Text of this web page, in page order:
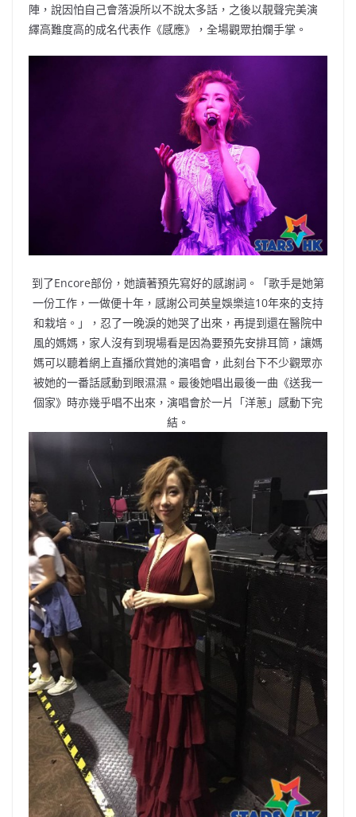
陣，說因怕自己會落淚所以不說太多話，之後以靚聲完美演
繹高難度高的成名代表作《感應》，全場觀眾拍爛手掌。
到了Encore部份，她讀著預先寫好的感謝詞。「歌手是她第
一份工作，一做便十年，感謝公司英皇娛樂這10年來的支持
和栽培。」，忍了一晚淚的她哭了出來，再提到還在醫院中
風的媽媽，家人沒有到現場看是因為要預先安排耳筒，讓媽
媽可以聽着網上直播欣賞她的演唱會，此刻台下不少觀眾亦
被她的一番話感動到眼濕濕。最後她唱出最後一曲《送我一
個家》時亦幾乎唱不出來，演唱會於一片「洋蔥」感動下完
結。